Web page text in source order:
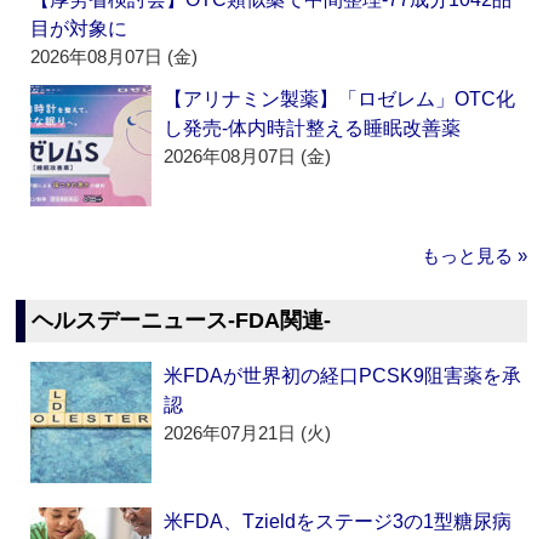
目が対象に
2026年08月07日 (金)
【アリナミン製薬】「ロゼレム」OTC化
し発売‐体内時計整える睡眠改善薬
2026年08月07日 (金)
もっと見る »
ヘルスデーニュース‐FDA関連‐
米FDAが世界初の経口PCSK9阻害薬を承
認
2026年07月21日 (火)
米FDA、Tzieldをステージ3の1型糖尿病